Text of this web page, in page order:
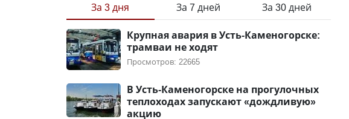
За 3 дня За 7 дней За 30 дней
Крупная авария в Усть-Каменогорске:
трамваи не ходят
Просмотров: 22665
В Усть-Каменогорске на прогулочных
теплоходах запускают «дождливую»
акцию